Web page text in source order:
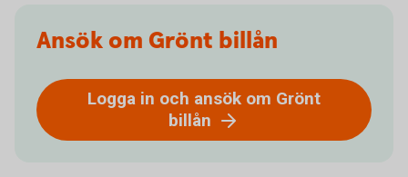
Ansök om Grönt billån
Logga in och ansök om Grönt
billån